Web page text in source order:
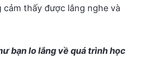
cảm thấy được lắng nghe và
bạn lo lắng về quá trình học